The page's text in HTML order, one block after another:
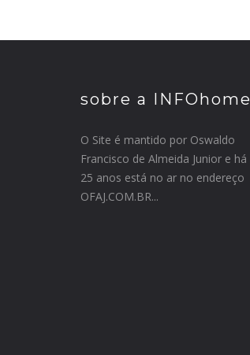
sobre a INFOhome
O Site é mantido por Oswaldo
Francisco de Almeida Junior e há
25 anos está no ar no endereço
OFAJ.COM.BR...